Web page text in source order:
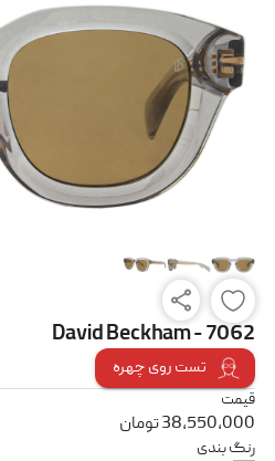
David Beckham - 7062
تست روی چهره
قیمت
38,550,000تومان
رنگ بندی